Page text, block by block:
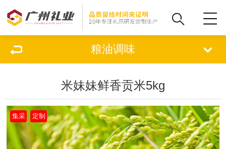
粮油调味
米妹妹鲜香贡米5kg
集采 定制